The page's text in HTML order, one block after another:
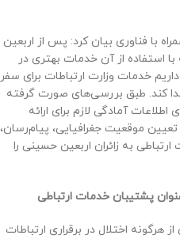
با فناوری بیان کرد: پس از اربعین
با استفاده از آن خدمات بهتری در
خدمات وزارت ارتباطات برای سفر
کند. طبق بررسی‌های صورت گرفته
آمادگی لازم برای ارائه
موقعیت جغرافیایی، پیام‌رسان،
به زائران اربعین حسینی را
پشتیبان خدمات ارتباطی
هرگونه اختلال در برقراری ارتباطات